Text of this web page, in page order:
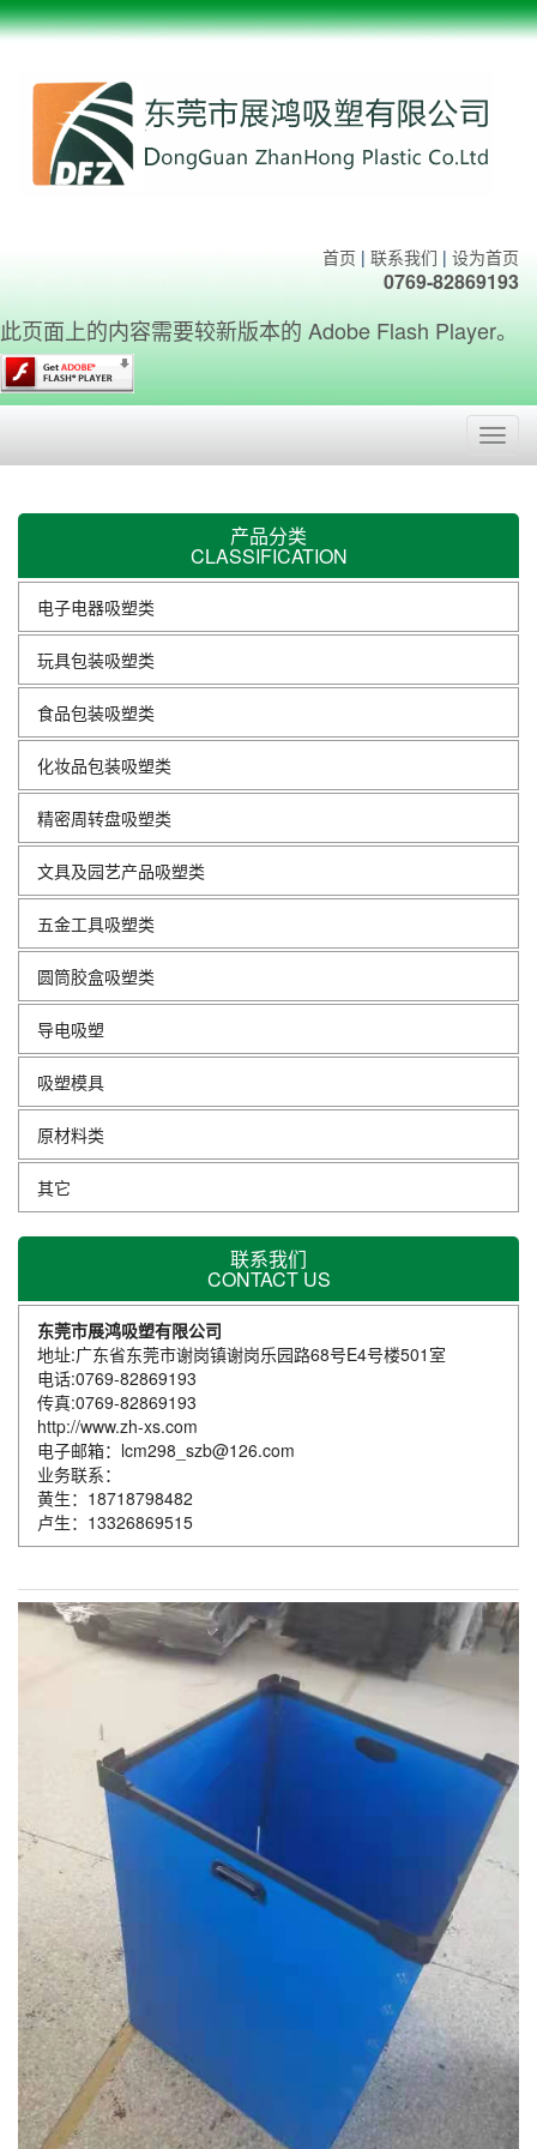
首页 | 联系我们 | 设为首页
0769-82869193
此页面上的内容需要较新版本的 Adobe Flash Player。
产品分类
CLASSIFICATION
电子电器吸塑类
玩具包装吸塑类
食品包装吸塑类
化妆品包装吸塑类
精密周转盘吸塑类
文具及园艺产品吸塑类
五金工具吸塑类
圆筒胶盒吸塑类
导电吸塑
吸塑模具
原材料类
其它
联系我们
CONTACT US
东莞市展鸿吸塑有限公司
地址:广东省东莞市谢岗镇谢岗乐园路68号E4号楼501室
电话:0769-82869193
传真:0769-82869193
http://www.zh-xs.com
电子邮箱：lcm298_szb@126.com
业务联系：
黄生：18718798482
卢生：13326869515